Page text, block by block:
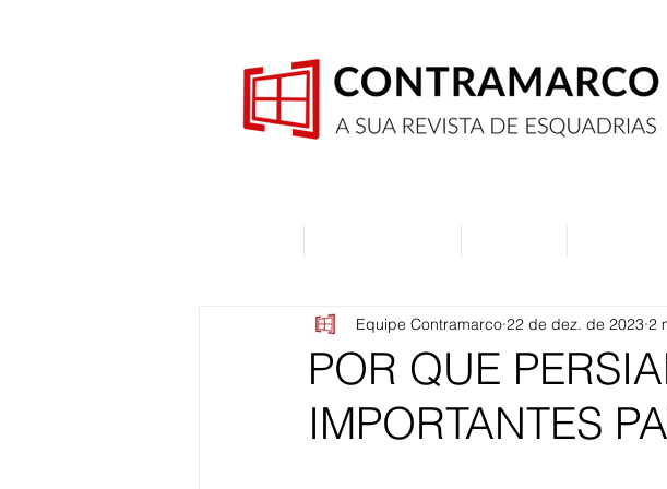
POR QUE
IMPORTANTES
Equipe Contramarco 22 de dez. de 2023 2